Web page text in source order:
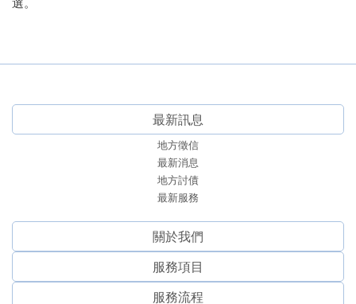
最新訊息
地方徵信
最新消息
地方討債
最新服務
關於我們
服務項⽬
服務流程